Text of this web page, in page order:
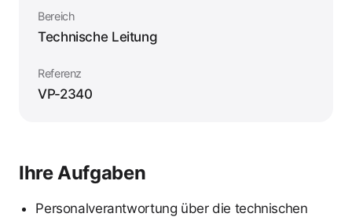
Bereich
Technische Leitung
Referenz
VP-2340
Ihre Aufgaben
Personalverantwortung über die technischen